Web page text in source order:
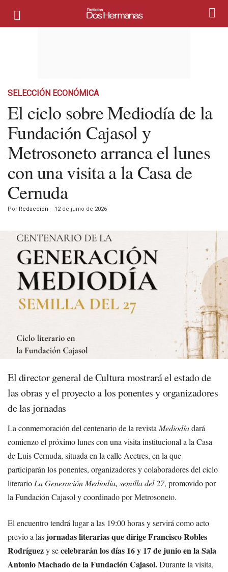
SELECCIÓN ECONÓMICA
El ciclo sobre Mediodía de la
Fundación Cajasol y
Metrosoneto arranca el lunes
con una visita a la Casa de
Cernuda
Por Redacción - 12 de junio de 2026
El director general de Cultura mostrará el estado de
las obras y el proyecto a los ponentes y organizadores
de las jornadas
La conmemoración del centenario de la revistaMediodíadará
comienzo el próximo lunes con una visita institucional a la Casa
de Luis Cernuda, situada en la calle Acetres, en la que
participarán los ponentes, organizadores y colaboradores del ciclo
literarioLa Generación Mediodía, semilla del 27, promovido por
la Fundación Cajasol y coordinado por Metrosoneto.
El encuentro tendrá lugar a las 19:00 horas y servirá como acto
previo a las jornadas literarias que dirige Francisco Robles
Rodríguezy secelebrarán los días 16 y 17 de junio en la Sala
Antonio Machado de la Fundación Cajasol.Durante la visita,